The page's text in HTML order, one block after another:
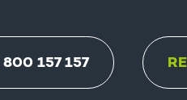
800 157 157